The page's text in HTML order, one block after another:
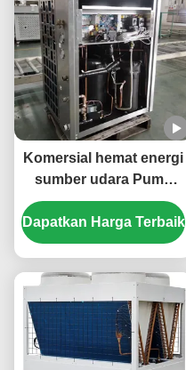
Komersial hemat energi
sumber udara Pump
panas 20kw Low Noise
Dapatkan Harga Terbaik